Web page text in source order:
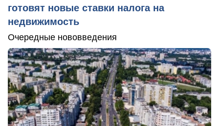
готовят новые ставки налога на
недвижимость
Очередные нововведения